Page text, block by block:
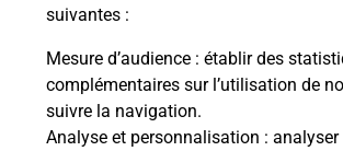
suivantes :
Mesure d’audience : établir des
complémentaires sur l’utilisation de
suivre la navigation.
Analyse et personnalisation :
La Poste
en ligne
Ouvert 24h/24